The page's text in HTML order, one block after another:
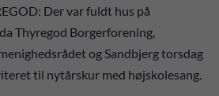
Der var fuldt hus på
Thyregod Borgerforening,
og Sandbjerg torsdag
til nytårskur med højskolesang.